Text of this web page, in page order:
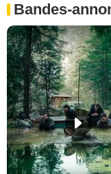
Bandes-